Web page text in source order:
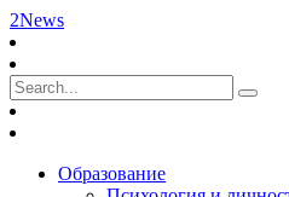
2News
Образование